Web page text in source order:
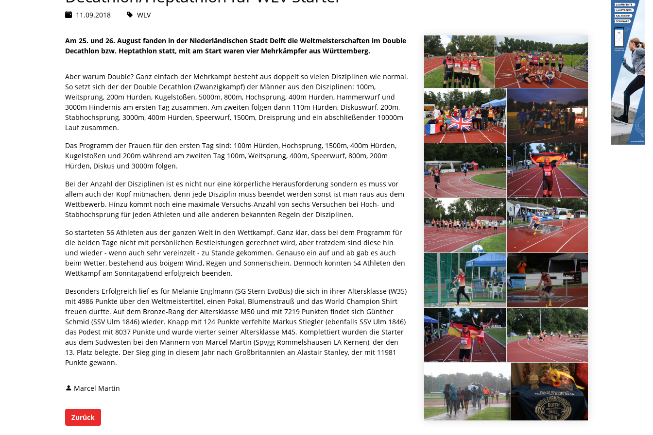
11.09.2018 WLV
Am 25. und 26. August fanden in der Niederländischen Stadt Delft die Weltmeisterschaften im Double
Decathlon bzw. Heptathlon statt, mit am Start waren vier Mehrkämpfer aus Württemberg.
Aber warum Double? Ganz einfach der Mehrkampf besteht aus doppelt so vielen Disziplinen wie normal.
So setzt sich der der Double Decathlon (Zwanzigkampf) der Männer aus den Disziplinen: 100m,
Weitsprung, 200m Hürden, Kugelstoßen, 5000m, 800m, Hochsprung, 400m Hürden, Hammerwurf und
3000m Hindernis am ersten Tag zusammen. Am zweiten folgen dann 110m Hürden, Diskuswurf, 200m,
Stabhochsprung, 3000m, 400m Hürden, Speerwurf, 1500m, Dreisprung und ein abschließender 10000m
Lauf zusammen.
Das Programm der Frauen für den ersten Tag sind: 100m Hürden, Hochsprung, 1500m, 400m Hürden,
Kugelstoßen und 200m während am zweiten Tag 100m, Weitsprung, 400m, Speerwurf, 800m, 200m
Hürden, Diskus und 3000m folgen.
Bei der Anzahl der Disziplinen ist es nicht nur eine körperliche Herausforderung sondern es muss vor
allem auch der Kopf mitmachen, denn jede Disziplin muss beendet werden sonst ist man raus aus dem
Wettbewerb. Hinzu kommt noch eine maximale Versuchs-Anzahl von sechs Versuchen bei Hoch- und
Stabhochsprung für jeden Athleten und alle anderen bekannten Regeln der Disziplinen.
So starteten 56 Athleten aus der ganzen Welt in den Wettkampf. Ganz klar, dass bei dem Programm für
die beiden Tage nicht mit persönlichen Bestleistungen gerechnet wird, aber trotzdem sind diese hin
und wieder - wenn auch sehr vereinzelt - zu Stande gekommen. Genauso ein auf und ab gab es auch
beim Wetter, bestehend aus böigem Wind, Regen und Sonnenschein. Dennoch konnten 54 Athleten den
Wettkampf am Sonntagabend erfolgreich beenden.
Besonders Erfolgreich lief es für Melanie Englmann (SG Stern EvoBus) die sich in ihrer Altersklasse (W35)
mit 4986 Punkte über den Weltmeistertitel, einen Pokal, Blumenstrauß und das World Champion Shirt
freuen durfte. Auf dem Bronze-Rang der Altersklasse M50 und mit 7219 Punkten findet sich Günther
Schmid (SSV Ulm 1846) wieder. Knapp mit 124 Punkte verfehlte Markus Stiegler (ebenfalls SSV Ulm 1846)
das Podest mit 8037 Punkte und wurde vierter seiner Altersklasse M45. Komplettiert wurden die Starter
aus dem Südwesten bei den Männern von Marcel Martin (Spvgg Rommelshausen-LA Kernen), der den
13. Platz belegte. Der Sieg ging in diesem Jahr nach Großbritannien an Alastair Stanley, der mit 11981
Punkte gewann.
Marcel Martin
Zurück